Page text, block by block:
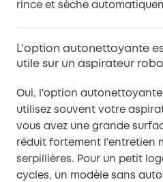
rince et sèche
L'option autonettoyante
utile sur un aspirateur
Oui, l'option autonettoyante
utilisez souvent votre
vous avez une grande
réduit fortement l'entretien
serpillières. Pour un petit
cycles, un modèle sans